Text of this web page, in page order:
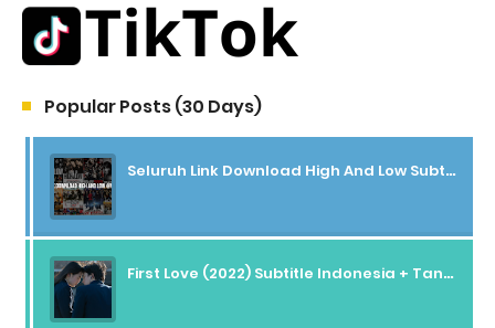
Popular Posts (30 Days)
Seluruh Link Download High And Low Subtitle Indonesia
First Love (2022) Subtitle Indonesia + Tanpa Iklan + Streaming + 1080p